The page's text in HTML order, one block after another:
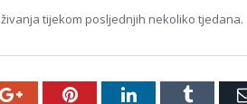
tijekom posljednjih nekoliko tjedana.
Google+PinterestLinkedInTumblr